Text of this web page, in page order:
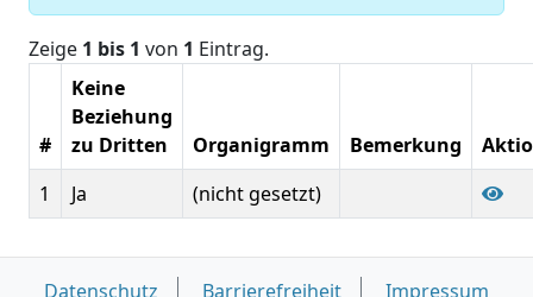
Zeige 1 bis 1 von 1 Eintrag.
#
Keine
Beziehung
zu Dritten
Organigramm Bemerkung
1
Ja (nicht gesetzt)
Datenschutz Barrierefreiheit Impressum